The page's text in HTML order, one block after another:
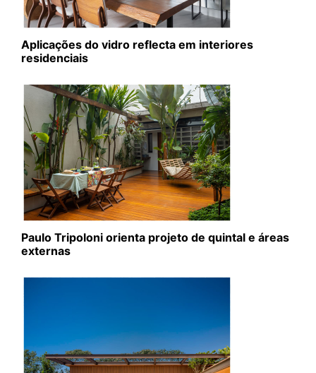
Aplicações do vidro reflecta em interiores
residenciais
Paulo Tripoloni orienta projeto de quintal e áreas
externas